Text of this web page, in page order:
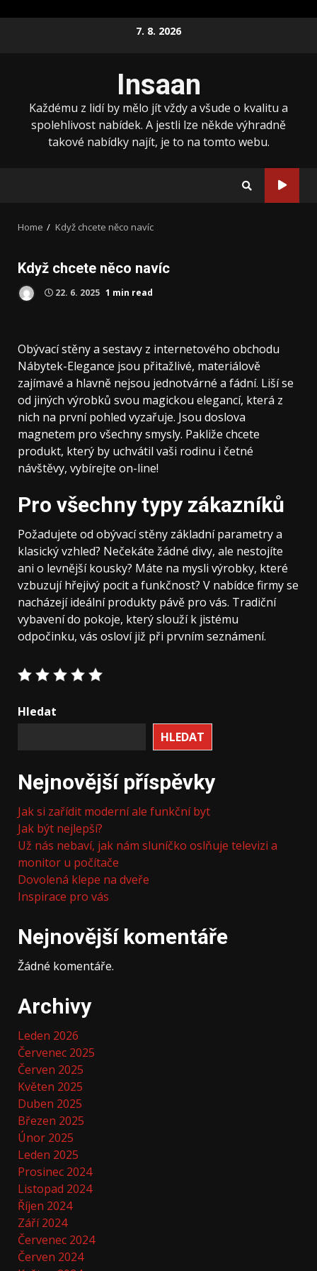
7. 8. 2026
Insaan
Každému z lidí by mělo jít vždy a všude o kvalitu a
spolehlivost nabídek. A jestli lze někde výhradně
takové nabídky najít, je to na tomto webu.
Home Když chcete něco navíc
Když chcete něco navíc
22. 6. 2025 1 min read
Obývací stěnya sestavy z internetového obchodu
Nábytek-Elegance jsou přitažlivé, materiálově
zajímavé a hlavně nejsou jednotvárné a fádní. Liší se
od jiných výrobků svou magickou elegancí, která z
nich na první pohled vyzařuje. Jsou doslova
magnetem pro všechny smysly. Pakliže chcete
produkt, který by uchvátil vaši rodinu i četné
návštěvy, vybírejte on-line!
Pro všechny typy zákazníků
Požadujete od obývací stěny základní parametry a
klasický vzhled? Nečekáte žádné divy, ale nestojíte
ani o levnější kousky? Máte na mysli výrobky, které
vzbuzují hřejivý pocit a funkčnost? V nabídce firmy se
nacházejí ideální produkty pávě pro vás. Tradiční
vybavení do pokoje, který slouží k jistému
odpočinku, vás osloví již při prvním seznámení.
Hledat
HLEDAT
Nejnovější příspěvky
Jak si zařídit moderní ale funkční byt
Jak být nejlepší?
Už nás nebaví, jak nám sluníčko oslňuje televizi a
monitor u počítače
Dovolená klepe na dveře
Inspirace pro vás
Nejnovější komentáře
Žádné komentáře.
Archivy
Leden 2026
Červenec 2025
Červen 2025
Květen 2025
Duben 2025
Březen 2025
Únor 2025
Leden 2025
Prosinec 2024
Listopad 2024
Říjen 2024
Září 2024
Červenec 2024
Červen 2024